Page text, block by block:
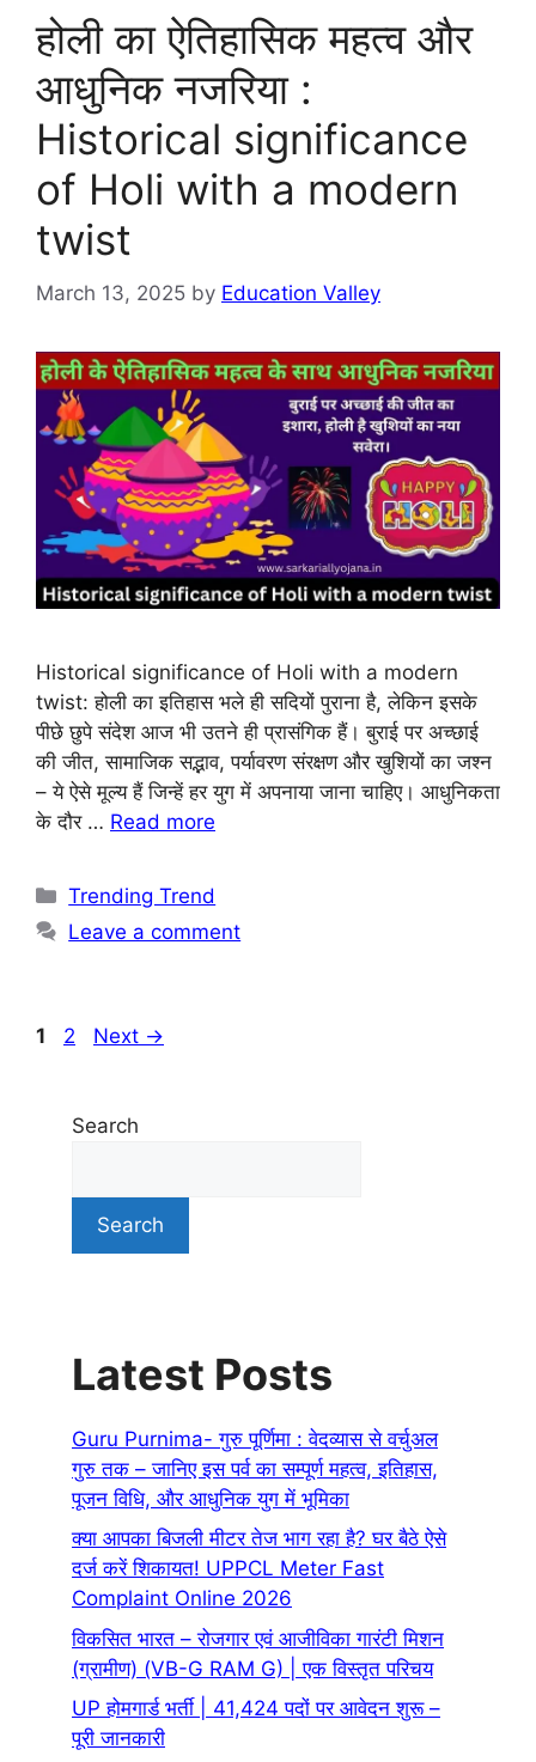
होली का ऐतिहासिक महत्व और
आधुनिक नजरिया :
Historical significance
of Holi with a modern
twist
March 13, 2025 by Education Valley
Historical significance of Holi with a modern
twist: होली का इतिहास भले ही सदियों पुराना है, लेकिन इसके
पीछे छुपे संदेश आज भी उतने ही प्रासंगिक हैं। बुराई पर अच्छाई
की जीत, सामाजिक सद्भाव, पर्यावरण संरक्षण और खुशियों का जश्न
– ये ऐसे मूल्य हैं जिन्हें हर युग में अपनाया जाना चाहिए। आधुनिकता
के दौर … Read more
Trending Trend
Leave a comment
1 2 Next →
Search
Search
Latest Posts
Guru Purnima- गुरु पूर्णिमा : वेदव्यास से वर्चुअल
गुरु तक – जानिए इस पर्व का सम्पूर्ण महत्व, इतिहास,
पूजन विधि, और आधुनिक युग में भूमिका
क्या आपका बिजली मीटर तेज भाग रहा है? घर बैठे ऐसे
दर्ज करें शिकायत! UPPCL Meter Fast
Complaint Online 2026
विकसित भारत – रोजगार एवं आजीविका गारंटी मिशन
(ग्रामीण) (VB-G RAM G) | एक विस्तृत परिचय
UP होमगार्ड भर्ती | 41,424 पदों पर आवेदन शुरू –
पूरी जानकारी